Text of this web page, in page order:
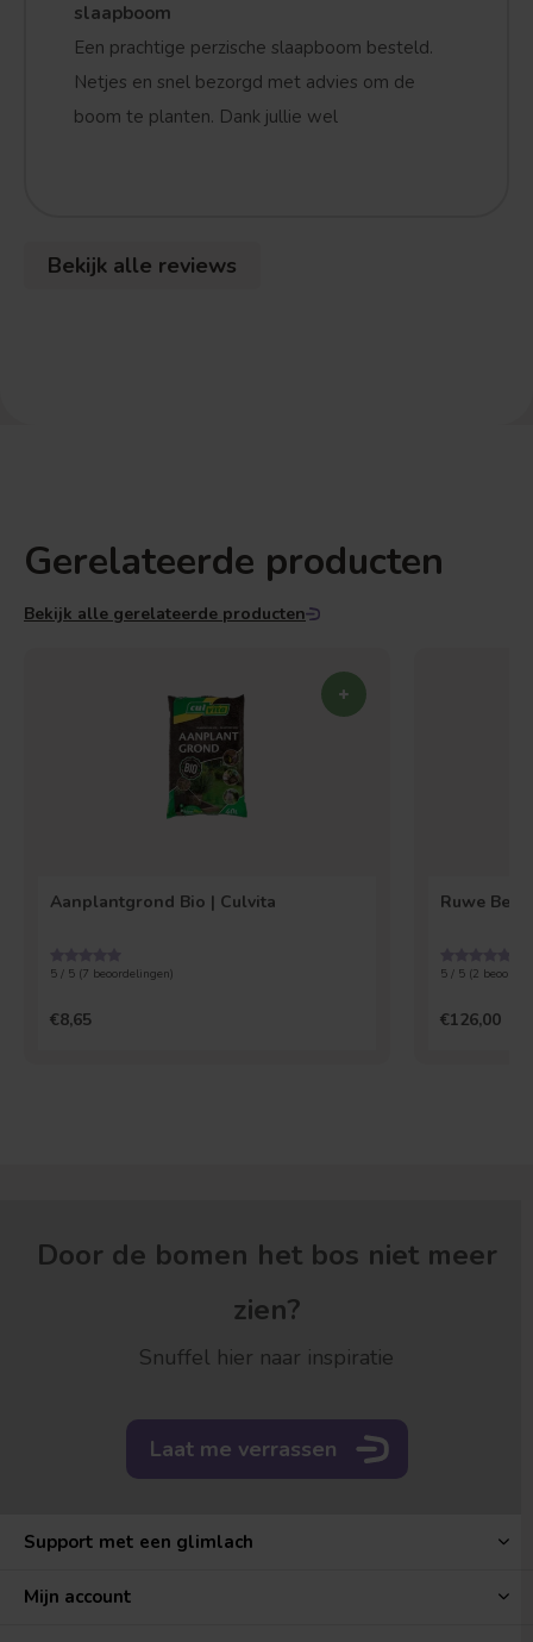
slaapboom
Een prachtige perzische slaapboom besteld.
Netjes en snel bezorgd met advies om de
boom te planten. Dank jullie wel
Bekijk alle reviews
Gerelateerde producten
Bekijk alle gerelateerde producten
Aanplantgrond Bio | Culvita
5 / 5 (7 beoordelingen)
€8,65
Ruwe
5 / 5 (2
€126,00
Door de bomen het bos niet meer
zien?
Snuffel hier naar inspiratie
Laat me verrassen
Support met een glimlach
Mijn account